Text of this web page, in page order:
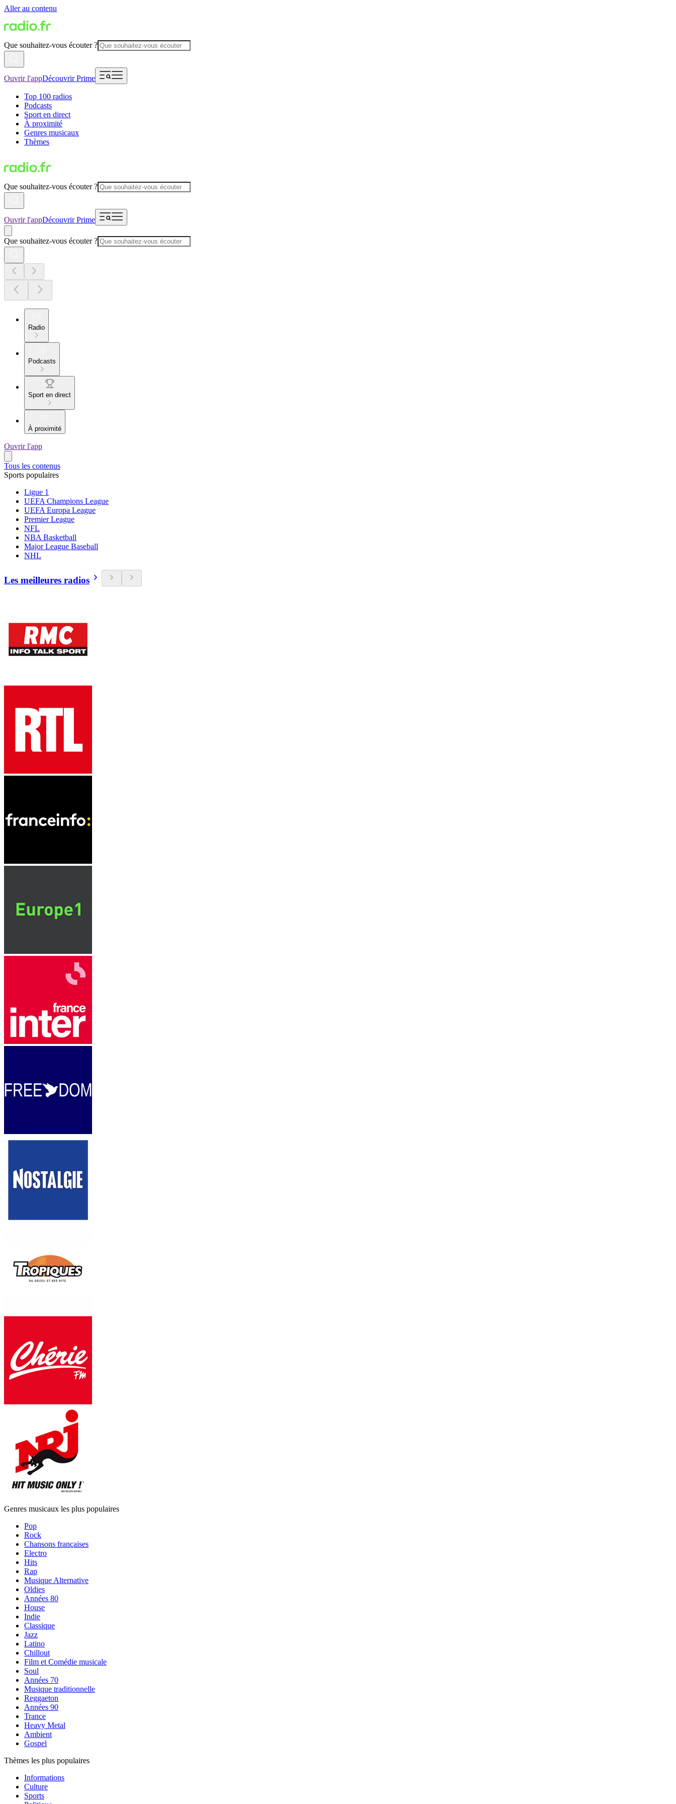
Aller au contenu
Que souhaitez-vous écouter ?
Ouvrir l'appDécouvrir Prime
Top 100 radios
Podcasts
Sport en direct
À proximité
Genres musicaux
Thèmes
Que souhaitez-vous écouter ?
Ouvrir l'appDécouvrir Prime
Que souhaitez-vous écouter ?
Radio
Podcasts
Sport en direct
À proximité
Ouvrir l'app
Tous les contenus
Sports populaires
Ligue 1
UEFA Champions League
UEFA Europa League
Premier League
NFL
NBA Basketball
Major League Baseball
NHL
Les meilleures radios
Genres musicaux les plus populaires
Pop
Rock
Chansons françaises
Electro
Hits
Rap
Musique Alternative
Oldies
Années 80
House
Indie
Classique
Jazz
Latino
Chillout
Film et Comédie musicale
Soul
Années 70
Musique traditionnelle
Reggaeton
Années 90
Trance
Heavy Metal
Ambient
Gospel
Thèmes les plus populaires
Informations
Culture
Sports